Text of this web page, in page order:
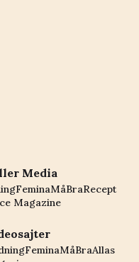
Media
FeminaMåBraRecept
Magazine
FeminaMåBraAllas